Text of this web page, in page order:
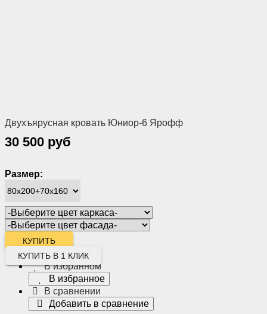
Двухъярусная кровать Юниор-6 Ярофф
30 500 руб
Размер:
КУПИТЬ В 1 КЛИК
В избранном
В избранное
В сравнении
Добавить в сравнение